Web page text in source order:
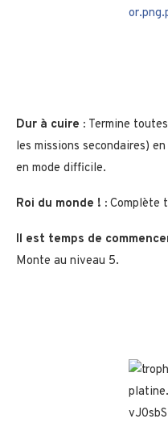
Dur à cuire : Termine
les missions secondaires)
en mode difficile.
Roi du monde ! : Complète
Il est temps de
Monte au niveau 5.